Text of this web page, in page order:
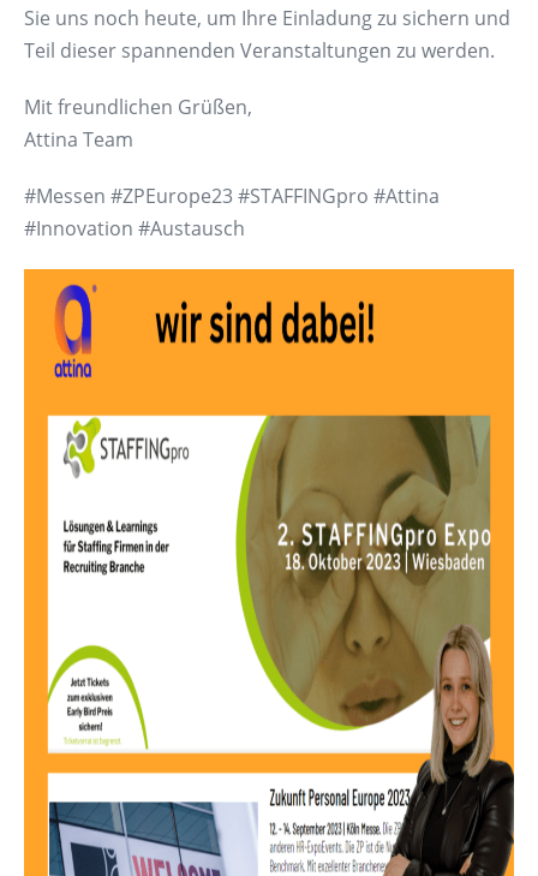
Sie uns noch heute, um Ihre Einladung zu sichern und
Teil dieser spannenden Veranstaltungen zu werden.
Mit freundlichen Grüßen,
Attina Team
#Messen #ZPEurope23 #STAFFINGpro #Attina
#Innovation #Austausch